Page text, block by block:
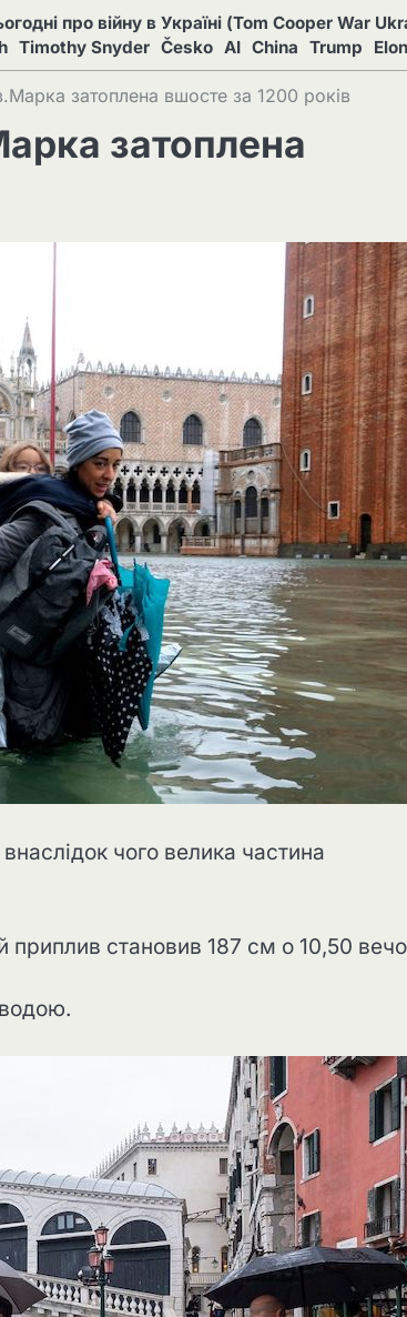
про війну в Україні (Tom Cooper War
Timothy Snyder Česko AI China Trump
затоплена вшосте за 1200 років
затоплена
чого велика частина
приплив становив 187 см о 10,50